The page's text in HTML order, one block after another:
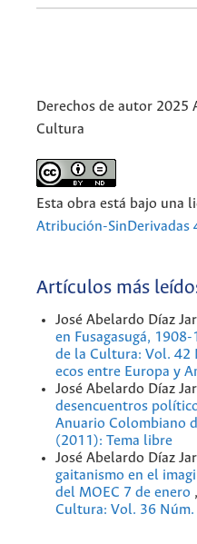
Derechos de autor 2025
Cultura
Esta obra está bajo una
Atribución-SinDerivadas
Artículos más
José Abelardo Díaz
en Fusagasugá,
de la Cultura: Vol. 42
ecos entre Europa y
José Abelardo Díaz
desencuentros
Anuario Colombiano
(2011): Tema libre
José Abelardo Díaz
gaitanismo en el
del MOEC 7 de enero ,
Cultura: Vol. 36